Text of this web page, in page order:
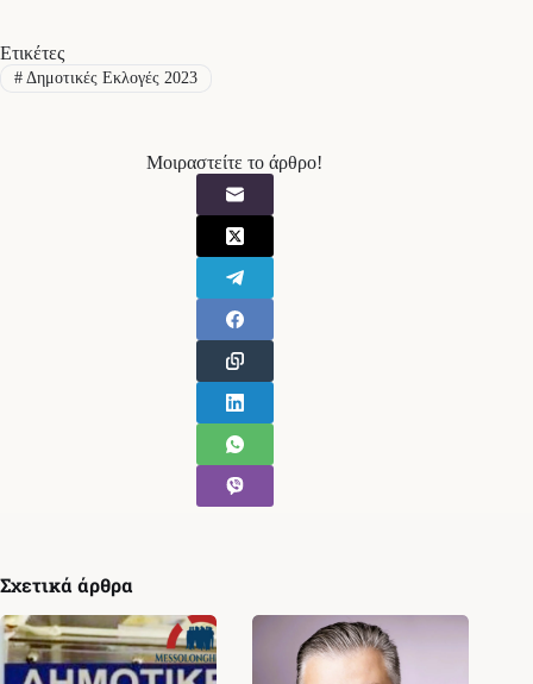
Ετικέτες
#Δημοτικές Εκλογές 2023
Μοιραστείτε το άρθρο!
Σχετικά άρθρα